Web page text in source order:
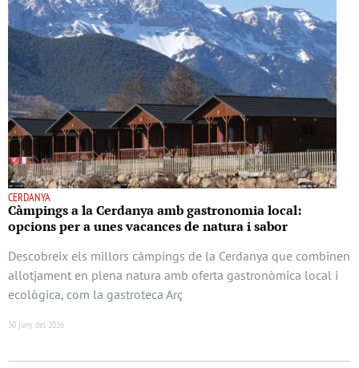
CERDANYA
Càmpings a la Cerdanya amb gastronomia local:
opcions per a unes vacances de natura i sabor
Descobreix els millors càmpings de la Cerdanya que combinen
allotjament en plena natura amb oferta gastronòmica local i
ecològica, com la gastroteca Arç
30 juny del 2026